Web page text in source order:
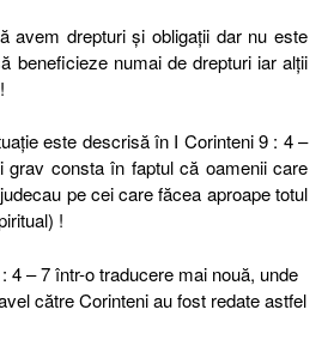
avem drepturi și obligații dar nu este
beneficieze numai de drepturi iar alții
este descrisă în I Corinteni 9 : 4 –
consta în faptul că oamenii care
pe cei care făcea aproape totul
!
4 – 7 într-o traducere mai nouă, unde
către Corinteni au fost redate astfel